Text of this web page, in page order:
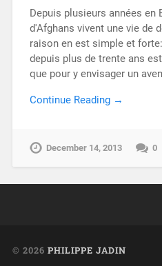
Depuis plusieurs années en
d'Afghans vivent une vie de
raison en est simple et
depuis plus de trente ans
que pour y envisager un
Continue Reading →
December 14, 2013 0
© 2026 PHILIPPE JADIN